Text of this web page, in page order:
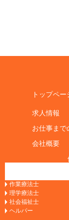
トップペー
求人情報
お仕事まで
会社概要
作業療法士
理学療法士
社会福祉士
ヘルパー